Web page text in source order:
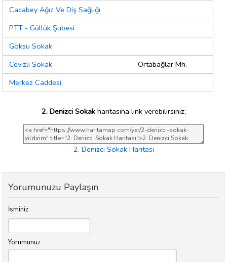
Cacabey Ağız Ve Diş Sağlığı
PTT - Güllük Şubesi
Göksu Sokak
Cevizli Sokak
Ortabağlar Mh.
Merkez Caddesi
2. Denizci Sokakharitasına link verebilirsiniz;
2. Denizci Sokak Haritası
Yorumunuzu Paylaşın
İsminiz
Yorumunuz